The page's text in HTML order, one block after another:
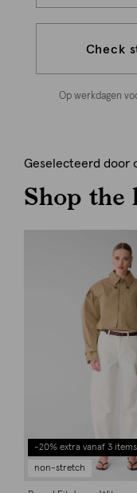
Check
Op werkdagen
Geselecteerd door
Shop the
-20% extra vanaf 3 items
non-stretch